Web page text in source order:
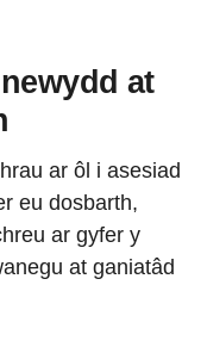
at
ar ôl i asesiad
eu dosbarth,
ar gyfer y
at ganiatâd